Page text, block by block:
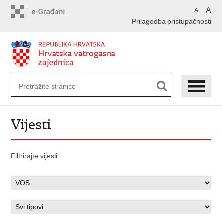
A A
Prilagodba pristupačnosti
Vijesti
Filtrirajte vijesti: